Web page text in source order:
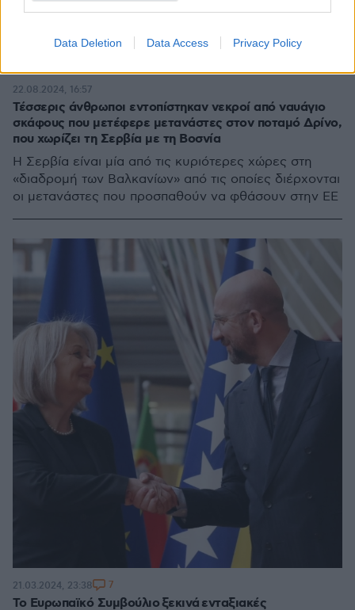
Data Deletion Data Access Privacy Policy
Τέσσερις άνθρωποι εντοπίστηκαν νεκροί από ναυάγιο
σκάφους που μετέφερε μετανάστες στον ποταμό Δρίνο,
που χωρίζει τη Σερβία με τη Βοσνία
Η Σερβία είναι μία από τις κυριότερες χώρες στη
«διαδρομή των Βαλκανίων» από τις οποίες διέρχονται
οι μετανάστες που προσπαθούν να φθάσουν στην ΕΕ
22.08.2024, 16:57
To Ευρωπαϊκό Συμβούλιο ξεκινά ενταξιακές
21.03.2024, 23:38 7